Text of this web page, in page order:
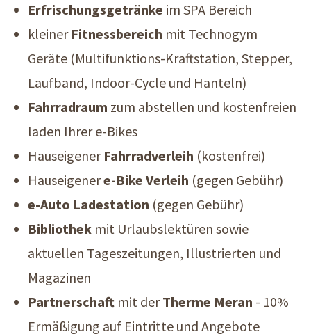
Erfrischungsgetränke im SPA Bereich
kleinerFitnessbereich mit Technogym
Geräte (Multifunktions-Kraftstation, Stepper,
Laufband, Indoor-Cycle und Hanteln)
Fahrradraum zum abstellen und kostenfreien
laden Ihrer e-Bikes
Hauseigener Fahrradverleih (kostenfrei)
Hauseigenere-Bike Verleih (gegen Gebühr)
e-Auto Ladestation (gegen Gebühr)
Bibliothek mit Urlaubslektüren sowie
aktuellen Tageszeitungen, Illustrierten und
Magazinen
Partnerschaft mit derTherme Meran - 10%
Ermäßigung auf Eintritte und Angebote